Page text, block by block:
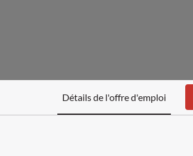
Détails de l'offre d'emploi